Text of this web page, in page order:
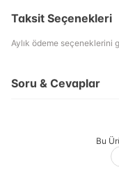
Taksit Seçenekleri
Aylık ödeme seçeneklerini
Soru & Cevaplar
Bu